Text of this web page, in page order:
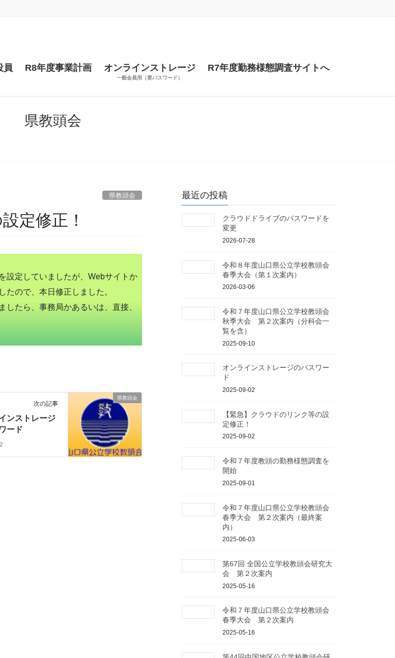
員 R8年度事業計画 オンラインストレージ
一般会員用（要パスワード）
R7年度勤務様態調査サイトへ
県教頭会
県教頭会
定修正！
設定していましたが、Webサイトか
たので、本日修正しました。
たら、事務局かあるいは、直接、
県教頭会
次の記事
ンストレージ
ード
最近の投稿
クラウドドライブのパスワードを
変更
2026-07-28
令和８年度山口県公立学校教頭会
春季大会（第１次案内）
2026-03-06
令和７年度山口県公立学校教頭会
秋季大会 第２次案内（分科会一
覧を含）
2025-09-10
オンラインストレージのパスワー
ド
2025-09-02
【緊急】クラウドのリンク等の設
定修正！
2025-09-02
令和７年度教頭の勤務様態調査を
開始
2025-09-01
令和７年度山口県公立学校教頭会
春季大会 第２次案内（最終案
内）
2025-06-03
第67回 全国公立学校教頭会研究大
会 第２次案内
2025-05-16
令和７年度山口県公立学校教頭会
春季大会 第２次案内
2025-05-16